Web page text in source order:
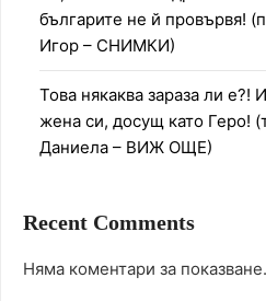
българите не й провървя!
Игор – СНИМКИ)
Това някаква зараза ли
жена си, досущ като Геро!
Даниела – ВИЖ ОЩЕ)
Recent Comments
Няма коментари за показване.